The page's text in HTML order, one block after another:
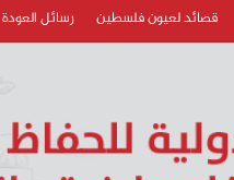
قصائد لعيون فلسطين رسائل العودة